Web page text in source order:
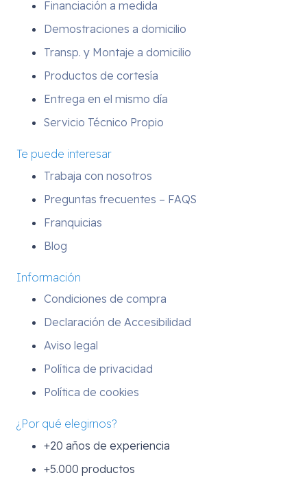
Financiación a medida
Demostraciones a domicilio
Transp. y Montaje a domicilio
Productos de cortesía
Entrega en el mismo día
Servicio Técnico Propio
Te puede interesar
Trabaja con nosotros
Preguntas frecuentes – FAQS
Franquicias
Blog
Información
Condiciones de compra
Declaración de Accesibilidad
Aviso legal
Política de privacidad
Política de cookies
¿Por qué elegirnos?
+20 años de experiencia
+5.000 productos